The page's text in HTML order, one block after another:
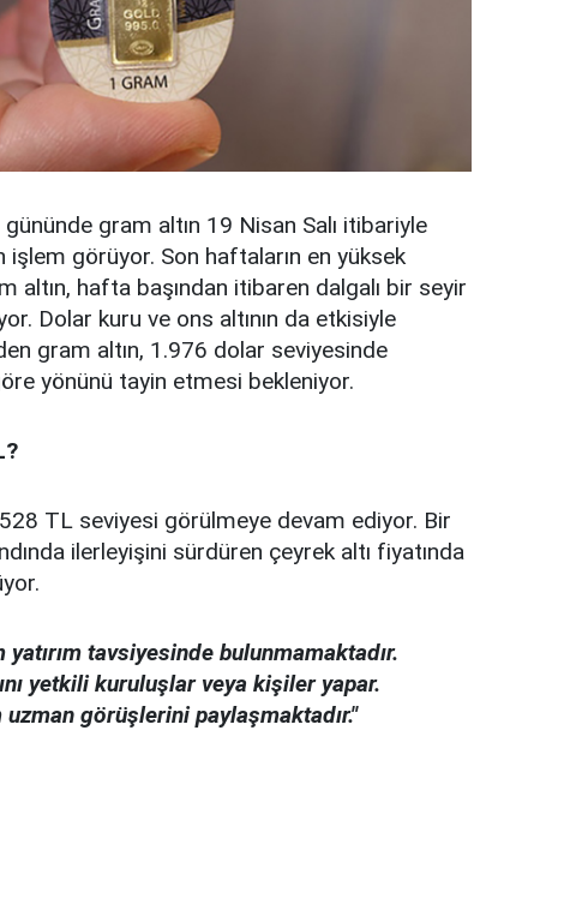
gram altın 19 Nisan Salı itibariyle
görüyor. Son haftaların en yüksek
altın, hafta başından itibaren dalgalı bir seyir
Dolar kuru ve ons altının da etkisiyle
gram altın, 1.976 dolar seviyesinde
yönünü tayin etmesi bekleniyor.
TL seviyesi görülmeye devam ediyor. Bir
ilerleyişini sürdüren çeyrek altı fiyatında
tavsiyesinde bulunmamaktadır.
yetkili kuruluşlar veya kişiler yapar.
görüşlerini paylaşmaktadır."